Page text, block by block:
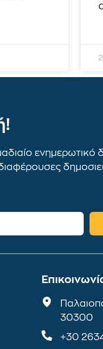
ενημερωτικό
30300
+30